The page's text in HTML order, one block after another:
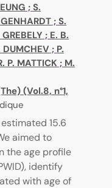
; S.
; S.
; E. B.
DUMCHEV ; P.
P. MATTICK ; M.
(Vol.8, n°1,
estimated 15.6
aimed to
the age profile
identify
with age of